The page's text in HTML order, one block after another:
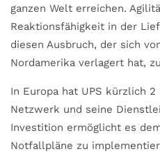
ganzen Welt erreichen.
Reaktionsfähigkeit in der
diesen Ausbruch, der sich
Nordamerika verlagert hat,
In Europa hat UPS kürzlich
Netzwerk und seine
Investition ermöglicht es
Notfallpläne zu